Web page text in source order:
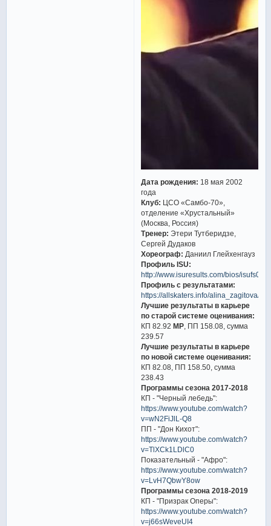
Дата рождения: 18 мая 2002
года
Клуб: ЦСО «Самбо-70»,
отделение «Хрустальный»
(Москва, Россия)
Тренер: Этери Тутберидзе,
Сергей Дудаков
Хореограф: Даниил Глейхенгауз
Профиль ISU:
http://www.isuresults.com/bios/
Профиль с результатами:
https://allskaters.info/alina_zagitova/
Лучшие результаты в карьере
по старой системе оценивания:
КП 82.92МР , ПП 158.08, сумма
239.57
Лучшие результаты в карьере
по новой системе оценивания:
КП 82.08, ПП 158.50, сумма
238.43
Программы сезона 2017-2018
КП - "Черный лебедь":
https://www.youtube.com/watch?
v=wN2FiJlL-Q8
ПП - "Дон Кихот":
https://www.youtube.com/watch?
v=TlXCk1LDlC0
Показательный - "Афро":
https://www.youtube.com/watch?
v=LvH7QbwY8ow
Программы сезона 2018-2019
КП - "Призрак Оперы":
https://www.youtube.com/watch?
v=j66sWeveUI4